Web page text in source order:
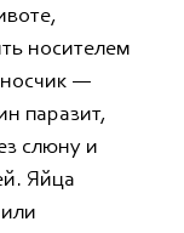
носителем
—
паразит,
слюну и
Яйца